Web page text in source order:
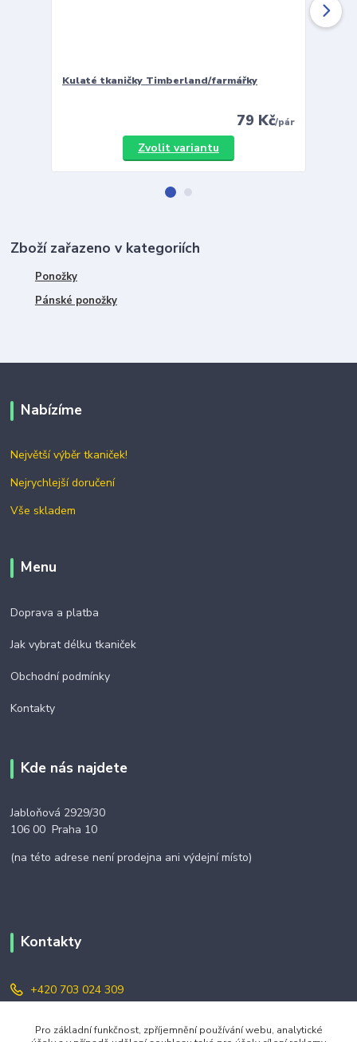
Kulaté tkaničky Timberland/farmářky
79 Kč/pár
Zvolit variantu
Zboží zařazeno v kategoriích
Ponožky
Pánské ponožky
Nabízíme
Největší výběr tkaniček!
Nejrychlejší doručení
Vše skladem
Menu
Doprava a platba
Jak vybrat délku tkaniček
Obchodní podmínky
Kontakty
Kde nás najdete
Jabloňová 2929/30
106 00 Praha 10
(na této adrese není prodejna ani výdejní místo)
Kontakty
+420 703 024 309
objednavky@zavazuj.cz
Pro základní funkčnost, zpříjemnění používání webu, analytické